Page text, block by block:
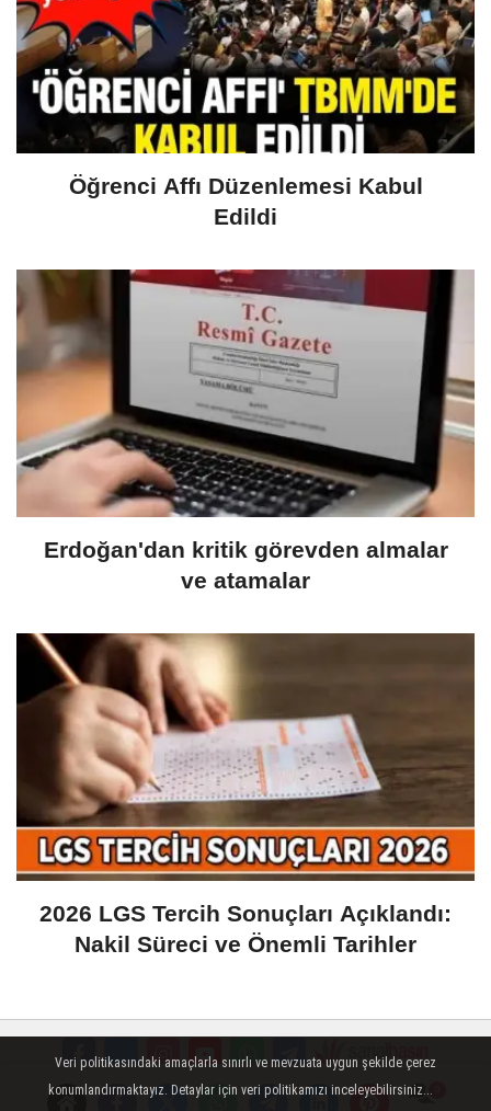
Öğrenci Affı Düzenlemesi Kabul
Edildi
Erdoğan'dan kritik görevden almalar
ve atamalar
2026 LGS Tercih Sonuçları Açıklandı:
Nakil Süreci ve Önemli Tarihler
İletişim Çerez Politikası Gizlilik İlkeleri
Veri politikasındaki amaçlarla sınırlı ve mevzuata uygun şekilde çerez
konumlandırmaktayız. Detaylar için veri politikamızı inceleyebilirsiniz...